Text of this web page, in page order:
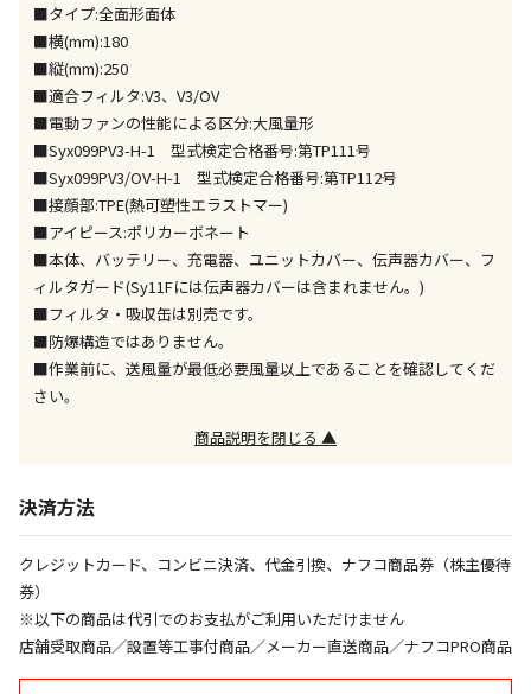
午前9時までのご注文確定した商品については、当日に
出荷いたします。
ただし、メーカーの営業日に基づき出荷手続きを行う
ため、通常よりお時間をいただく場合がございます。
また、日曜・祝日や年末年始などの長期休業期間中
は、休業明けからの出荷対応となります。
設置工事代金も含まれた商品です
お見積商品です。金額・施工日はお打ち合わせの上、
決定となります。
生する場合がございます。
■タイプ:全面形面体
■横(mm):180
■縦(mm):250
■適合フィルタ:V3、V3/OV
■電動ファンの性能による区分:大風量形
■Syx099PV3-H-1 型式検定合格番号:第TP111号
■Syx099PV3/OV-H-1 型式検定合格番号:第TP112号
■接顔部:TPE(熱可塑性エラストマー)
■アイピース:ポリカーボネート
■本体、バッテリー、充電器、ユニットカバー、伝声器カバー、フ
ィルタガード(Sy11Fには伝声器カバーは含まれません。)
■フィルタ・吸収缶は別売です。
■防爆構造ではありません。
■作業前に、送風量が最低必要風量以上であることを確認してくだ
さい。
商品説明を閉じる ▲
決済方法
クレジットカード、コンビニ決済、代金引換、ナフコ商品券（株主優待
券）
※以下の商品は代引でのお支払がご利用いただけません
店舗受取商品／設置等工事付商品／メーカー直送商品／ナフコPRO商品